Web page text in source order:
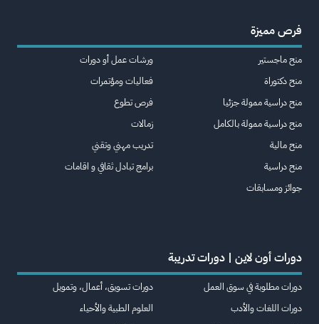
فرص مميزة
منح ماجستير
منح دكتوراة
منح دراسية ممولة جزئيا
منح دراسية ممولة بالكامل
منح مالية
منح دراسية
جوائز ومسابقات
ورشات عمل أو دورات
فعاليات ومؤتمرات
فرص تطوع
زمالات
تدريب مهني وتقني
برامج تبادل ثقافي و اقامات
دورات أون لاين | دورات تدريبة
دورات مطلوبة في سوق العمل
دورات اللغات والأدب
دورات تسويق، أعمال، وتمويل
العلوم الطبية والأحياء